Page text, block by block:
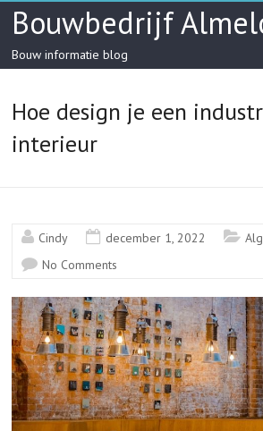
SkipBouwbedrijf
Bouw informatie blog
Hoe design je een
interieur
Cindy december 1, 2022
No Comments